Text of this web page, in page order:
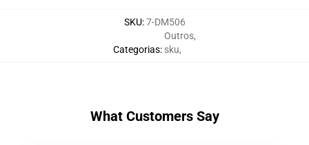
SKU:7-DM506
Categorias:
Outros,
sku,
What Customers Say